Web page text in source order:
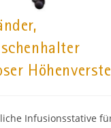
Infusionsstative